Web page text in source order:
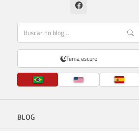
Tema escuro
BLOG